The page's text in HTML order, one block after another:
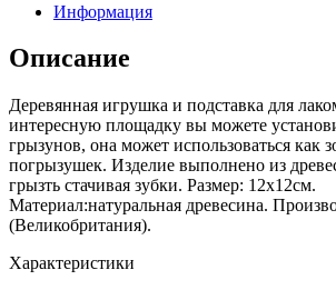
Информация
Описание
Деревянная игрушка и подставка для
интересную площадку вы можете
грызунов, она может использоваться как
погрызушек. Изделие выполнено из
грызть стачивая зубки. Размер: 12х12см.
Материал:натуральная древесина.
(Великобритания).
Характеристики